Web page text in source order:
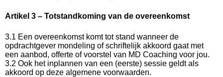
Artikel 3 – Totstandkoming van de overeenkomst
3.1 Een overeenkomst komt tot stand wanneer de
opdrachtgever mondeling of schriftelijk akkoord gaat met
een aanbod, offerte of voorstel van MD Coaching voor jou.
3.2 Ook het inplannen van een (eerste) sessie geldt als
akkoord op deze algemene voorwaarden.